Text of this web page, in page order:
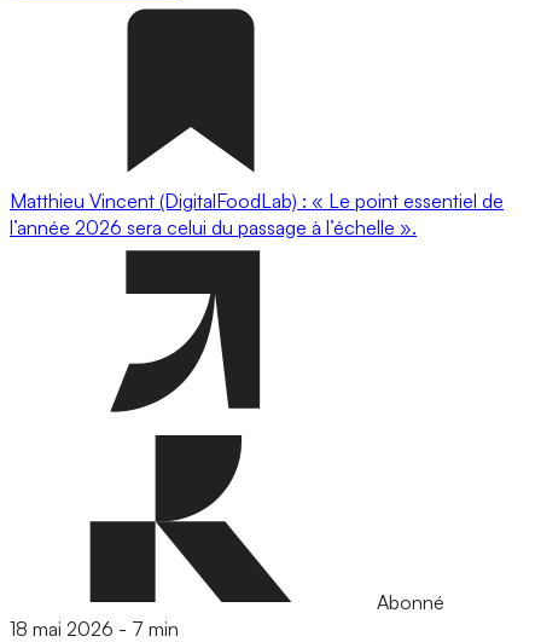
Matthieu Vincent (DigitalFoodLab) : « Le point essentiel de
l’année 2026 sera celui du passage à l’échelle ».
Abonné
18 mai 2026 - 7 min